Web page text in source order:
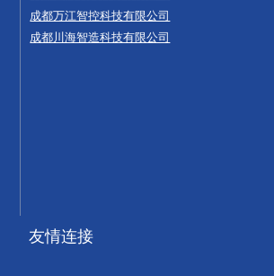
成都万江智控科技有限公司
成都川海智造科技有限公司
友情连接